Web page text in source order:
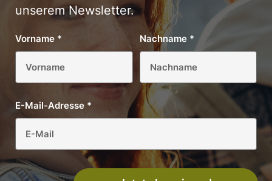
unserem Newsletter.
Vorname * Nachname *
E-Mail-Adresse *